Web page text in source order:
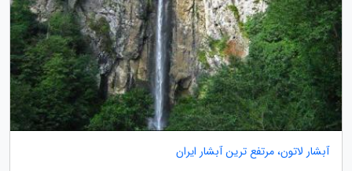
آبشار لاتون، مرتفع ترین آبشار ایران